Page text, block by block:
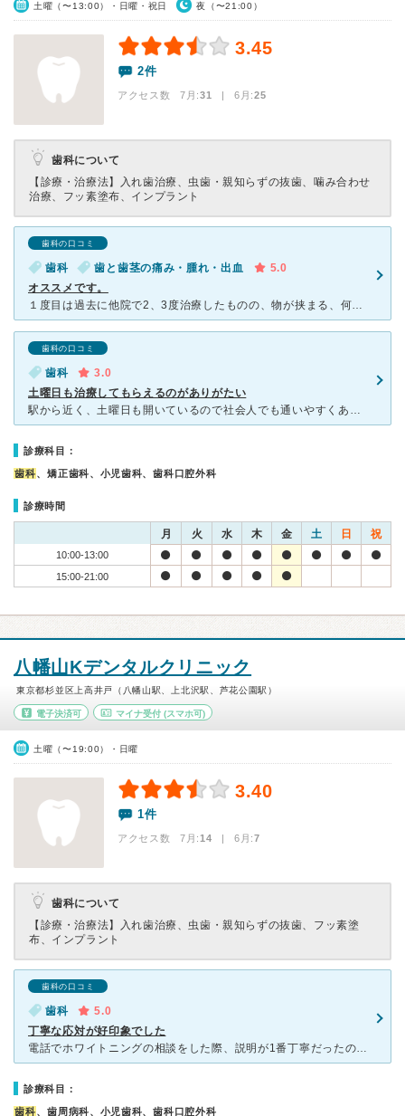
土曜（〜13:00）・日曜・祝日 夜（〜21:00）
3.45
2件
アクセス数 7月:31 | 6月:25
歯科について
【診療・治療法】
入れ歯治療、虫歯・親知らずの抜歯、噛み合わせ
治療、フッ素塗布、インプラント
歯科の口コミ
歯科 歯と歯茎の痛み・腫れ・出血
5.0
オススメです。
１度目は過去に他院で2、3度治療したものの、物が挟まる、何年も知覚過敏なのか虫歯が再発したのかわからない痛みが時々出る、などで困っていた奥歯を、数回の治療で全ての問題をわかりやすく説明していただいた上
歯科の口コミ
歯科
3.0
土曜日も治療してもらえるのがありがたい
駅から近く、土曜日も開いているので社会人でも通いやすくありがたい病院です。 駅から1分とかからず、アーケードがあるので雨でも濡れずに病院に行く事ができます。 病院の近くに調剤薬局もあり便利です。
診療科目：
歯科、矯正歯科、小児歯科、歯科口腔外科
診療時間
月 火 水 木 金 土 日 祝
10:00-13:00
15:00-21:00
八幡山Kデンタルクリニック
東京都杉並区上高井戸（八幡山駅、上北沢駅、芦花公園駅）
電子決済可 マイナ受付(スマホ可)
土曜（〜19:00）・日曜
3.40
1件
アクセス数 7月:14 | 6月:7
歯科について
【診療・治療法】
入れ歯治療、虫歯・親知らずの抜歯、フッ素塗
布、インプラント
歯科の口コミ
歯科
5.0
丁寧な応対が好印象でした
電話でホワイトニングの相談をした際、説明が1番丁寧だったのでこちらの歯医者さんに伺うことにしました。ホワイトニングを希望している方は、まず歯のクリーニングをしてもらい、綺麗になった状態で施術を行うとの
診療科目：
歯科、歯周病科、小児歯科、歯科口腔外科